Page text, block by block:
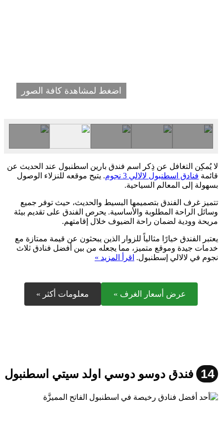
اضغط لمشاهدة كافة الصور
لا يُمكِن التغافل عن ذِكر اسم فندق بارين اسطنبول عند الحديث عن
قائمة فنادق اسطنبول لالالي 3 نجوم
. يتيح موقعه للنزلاء الوصول
بسهولة إلى المعالم السياحية.
تتميز غرف الفندق بتصميمها البسيط والحديث، حيث توفر جميع
وسائل الراحة المطلوبة والأساسية. يحرص الفندق على تقديم بيئة
مريحة وودية لضمان راحة الضيوف خلال إقامتهم.
يعتبر الفندق خيارًا مثالياً للزوار الذين يبحثون عن قيمة ممتازة مع
خدمات جيدة وموقع متميز، مما يجعله من بين أفضل فنادق ثلاث
نجوم في لالالي إسطنبول. اقرأ المزيد »
عرض أسعار الغرف » معلومات أكثر »
14 فندق دوسو دوسي اولد سيتي اسطنبول